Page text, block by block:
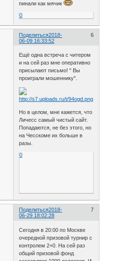
пинали как мячик
0
Поделиться 6
2018-
06-09 16:33:52
Ещё одна встреча с читером
и на сей раз мне оперативно
присылают письмо! " Вы
проиграли мошеннику".
Но в целом, мне кажется, что
Личесс самый чистый сайт.
Попадаются, не без этого, но
на Чесскоме их больше в
разы.
0
Поделиться 7
2018-
06-29 18:02:28
Сегодня в 20:00 по Москве
очередной призовой турнир с
контролем 2+0. На сей раз
общий призовой фонд